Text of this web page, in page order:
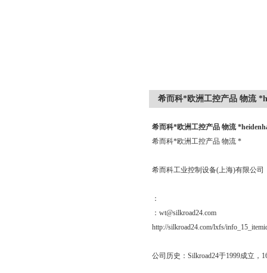
希而科*欧洲工控产品 物流
希而科*欧洲工控产品 物流
希而科*欧洲工控产品 物流 *
希而科工业控制设备(上海)有限公司
：
：wt@silkroad24.com
http://silkroad24.com/lxfs/
公司历史：Silkroad24于1999成立